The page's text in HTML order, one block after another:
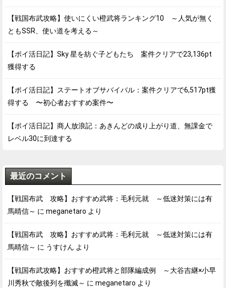
【戦国布武攻略】使いにくい橙武将ランキング10 ～人気が無く
ともSSR、使い道を考える～
【ポイ活日記】Sky 星を紡ぐ子どもたち 案件クリアで23,136pt
獲得する
【ポイ活日記】ステートオブサバイバル：案件クリアで6,517pt獲
得する 〜初心者おすすめ案件〜
【ポイ活日記】商人放浪記：あきんどの成り上がり道、無課金で
レベル30に到達する
最近のコメント
【戦国布武 攻略】おすすめ武将：毛利元就 ～低迷対策には有
馬晴信～ に meganetaro より
【戦国布武 攻略】おすすめ武将：毛利元就 ～低迷対策には有
馬晴信～ に うすけん より
【戦国布武攻略】おすすめ橙武将と部隊編成例 ～大谷吉継×小早
川秀秋で敵後列を殲滅～ に meganetaro より